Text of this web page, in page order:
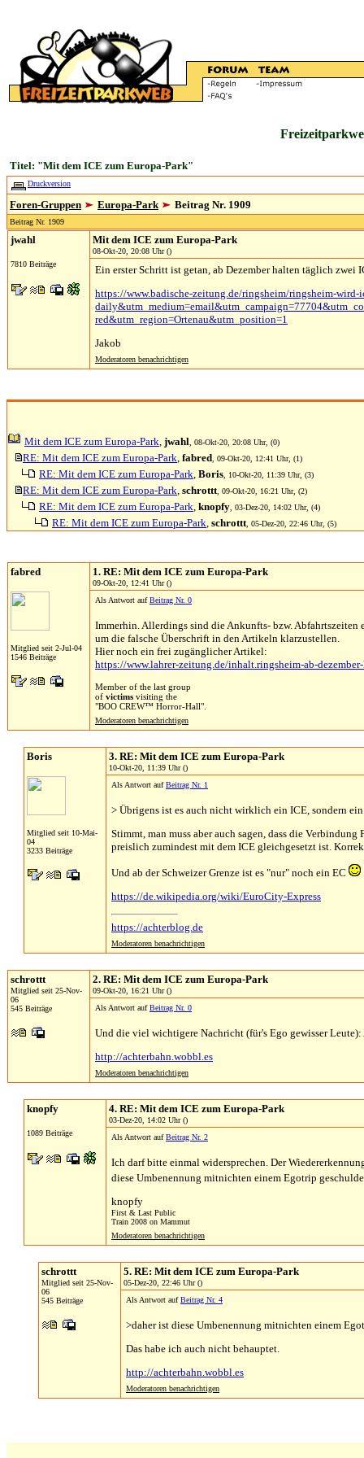
Titel: "Mit dem ICE zum Europa-Park"
Druckversion
Foren-Gruppen Europa-Park Beitrag Nr. 1909
Beitrag Nr. 1909
jwahl
7810 Beiträge
Mit dem ICE zum Europa-Park
08-Okt-20, 20:08 Uhr ()
Ein erster Schritt ist getan, ab Dezember halten täglich zwei
https://www.badische-zeitung.de/ringsheim/ringsheim-wird-
red&utm_region=Ortenau&utm_position=1
Jakob
Moderatoren benachrichtigen
Mit dem ICE zum Europa-Park, jwahl , 08-Okt-20, 20:08 Uhr, (0)
RE: Mit dem ICE zum Europa-Park, fabred , 09-Okt-20, 12:41 Uhr, (1)
RE: Mit dem ICE zum Europa-Park, Boris , 10-Okt-20, 11:39 Uhr, (3)
RE: Mit dem ICE zum Europa-Park, schrottt , 09-Okt-20, 16:21 Uhr, (2)
RE: Mit dem ICE zum Europa-Park, knopfy , 03-Dez-20, 14:02 Uhr, (4)
RE: Mit dem ICE zum Europa-Park, schrottt , 05-Dez-20, 22:46 Uhr, (5)
fabred
Mitglied seit 2-Jul-04
1546 Beiträge
1. RE: Mit dem ICE zum Europa-Park
09-Okt-20, 12:41 Uhr ()
Als Antwort aufBeitrag Nr. 0
Immerhin. Allerdings sind die Ankunfts- bzw.
um die falsche Überschrift in den Artikeln klarzustellen.
Hier noch ein frei zugänglicher Artikel:
https://www.lahrer-zeitung.de/inhalt.ringsheim-ab-
Member of the last group
of victims visiting the
"BOO CREW™ Horror-Hall".
Moderatoren benachrichtigen
Boris
Mitglied seit 10-Mai-
04
3233 Beiträge
3. RE: Mit dem ICE zum Europa-Park
10-Okt-20, 11:39 Uhr ()
Als Antwort aufBeitrag Nr. 1
> Übrigens ist es auch nicht wirklich ein ICE, sondern
Stimmt, man muss aber auch sagen, dass die
preislich zumindest mit dem ICE gleichgesetzt ist.
Und ab der Schweizer Grenze ist es "nur" noch ein EC
https://de.wikipedia.org/wiki/EuroCity-Express
https://achterblog.de
Moderatoren benachrichtigen
schrottt
Mitglied seit 25-Nov-
06
545 Beiträge
2. RE: Mit dem ICE zum Europa-Park
09-Okt-20, 16:21 Uhr ()
Als Antwort aufBeitrag Nr. 0
Und die viel wichtigere Nachricht (für's Ego gewisser
http://achterbahn.wobbl.es
Moderatoren benachrichtigen
knopfy
1089 Beiträge
4. RE: Mit dem ICE zum Europa-Park
03-Dez-20, 14:02 Uhr ()
Als Antwort aufBeitrag Nr. 2
Ich darf bitte einmal widersprechen. Der
diese Umbenennung mitnichten einem Egotrip
knopfy
First & Last Public
Train 2008 on Mammut
Moderatoren benachrichtigen
schrottt
Mitglied seit 25-Nov-
06
545 Beiträge
5. RE: Mit dem ICE zum Europa-Park
05-Dez-20, 22:46 Uhr ()
Als Antwort aufBeitrag Nr. 4
>daher ist diese Umbenennung mitnichten einem
Das habe ich auch nicht behauptet.
http://achterbahn.wobbl.es
Moderatoren benachrichtigen